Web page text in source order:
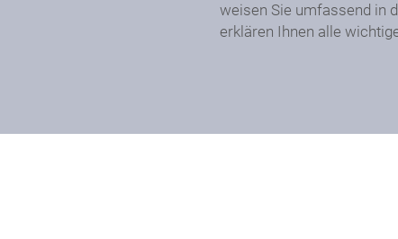
weisen Sie umfassend in
erklären Ihnen alle